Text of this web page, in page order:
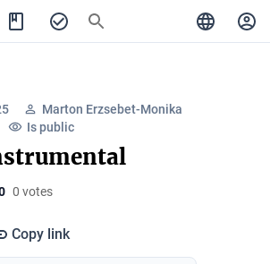
Marton Erzsebet-Monika
Is public
0 votes
Copy link